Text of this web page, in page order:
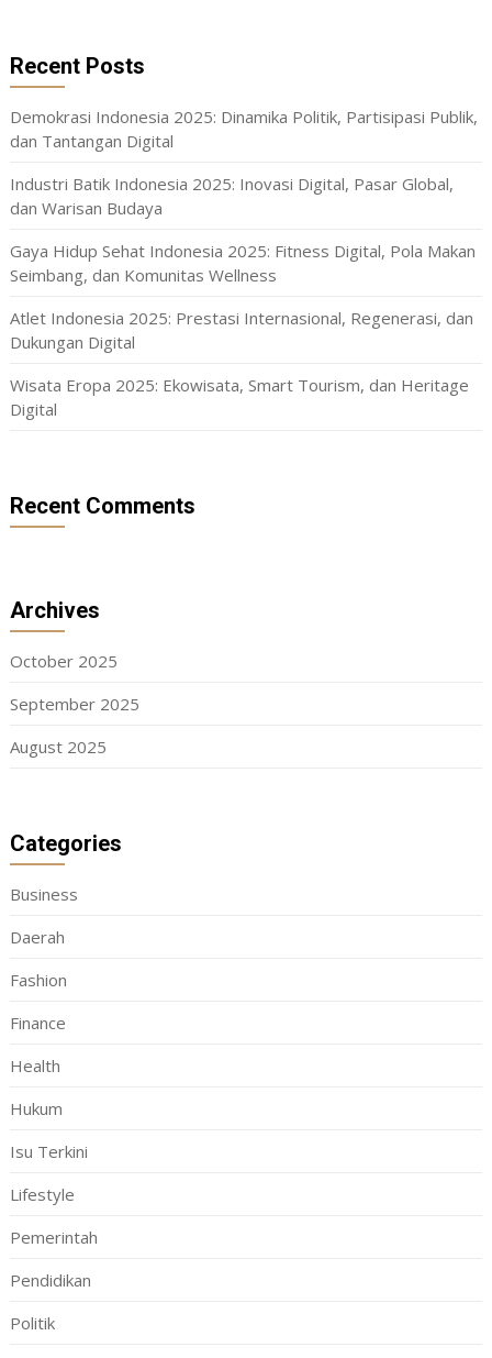
Recent Posts
Demokrasi Indonesia 2025: Dinamika Politik, Partisipasi Publik,
dan Tantangan Digital
Industri Batik Indonesia 2025: Inovasi Digital, Pasar Global,
dan Warisan Budaya
Gaya Hidup Sehat Indonesia 2025: Fitness Digital, Pola Makan
Seimbang, dan Komunitas Wellness
Atlet Indonesia 2025: Prestasi Internasional, Regenerasi, dan
Dukungan Digital
Wisata Eropa 2025: Ekowisata, Smart Tourism, dan Heritage
Digital
Recent Comments
Archives
October 2025
September 2025
August 2025
Categories
Business
Daerah
Fashion
Finance
Health
Hukum
Isu Terkini
Lifestyle
Pemerintah
Pendidikan
Politik